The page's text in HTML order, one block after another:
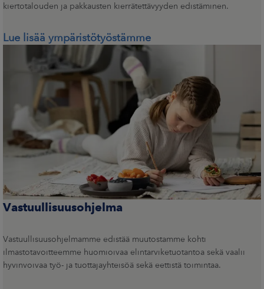
kiertotalouden ja pakkausten kierrätettävyyden edistäminen.
Lue lisää ympäristötyöstämme
Vastuullisuusohjelma
Vastuullisuusohjelmamme edistää muutostamme kohti
ilmastotavoitteemme huomioivaa elintarviketuotantoa sekä vaalii
hyvinvoivaa työ- ja tuottajayhteisöä sekä eettistä toimintaa.